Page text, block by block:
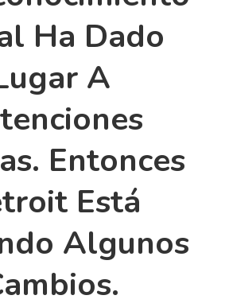
Ha Dado
A
Entonces
Está
Algunos